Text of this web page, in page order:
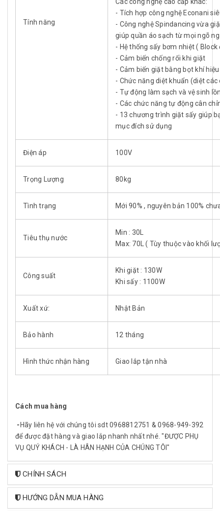
Tính năng
- Tích hợp công nghệ Econani
- Công nghệ Spindancing vừa
giúp quần áo sạch từ mọi ngõ
- Hệ thống sấy bơm nhiệt (
- Cảm biến chống rối khi giặt
- Cảm biến giặt bằng bọt khí
- Chức năng diệt khuẩn (diệt
- Tự động làm sạch và vệ sinh
- Các chức năng tự động cân
- 13 chương trình giặt sấy giúp
mục đích sử dụng
Điện áp 100V
Trọng Lượng 80kg
Tình trạng Mới 90% , nguyên bản 100%
Tiêu thụ nước
Min : 30L
Max: 70L ( Tùy thuộc vào khối
Công suất
Khi giặt : 130W
Khi sấy : 1100W
Xuất xứ: Nhật Bản
Bảo hành 12 tháng
Hình thức nhận hàng Giao lắp tận nhà
Cách mua hàng
- Hãy liên hệ với chúng tôi sdt 0968812751 & 0968-949-392
để được đặt hàng và giao lắp nhanh nhất nhé. "ĐƯỢC PHỤ
VỤ QUÝ KHÁCH - LÀ HÂN HẠNH CỦA CHÚNG TÔI"
CHÍNH SÁCH
HƯỚNG DẪN MUA HÀNG